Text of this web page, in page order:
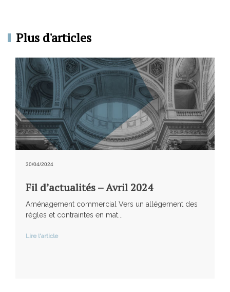
Plus d'articles
30/04/2024
Fil d’actualités – Avril 2024
Aménagement commercial Vers un allégement des
règles et contraintes en mat...
Lire l'article